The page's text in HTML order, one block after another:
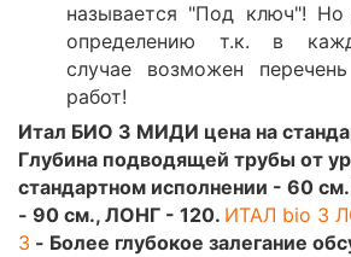
называется "Под ключ"!
определению т.к. в
случае возможен
работ!
Итал БИО 3 МИДИ цена на
Глубина подводящей трубы от
стандартном исполнении - 60
- 90 см., ЛОНГ - 120. ИТАЛ bio 3
3 - Более глубокое залегание